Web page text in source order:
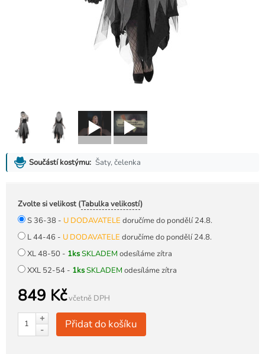
Součástí kostýmu: Šaty, čelenka
Zvolte si velikost (Tabulka velikostí)
S 36-38 - U DODAVATELE doručíme do pondělí 24.8.
L 44-46 - U DODAVATELE doručíme do pondělí 24.8.
XL 48-50 - 1ksSKLADEM odesíláme zítra
XXL 52-54 - 1ksSKLADEM odesíláme zítra
849 Kčvčetně DPH
+
-
Přidat do košíku